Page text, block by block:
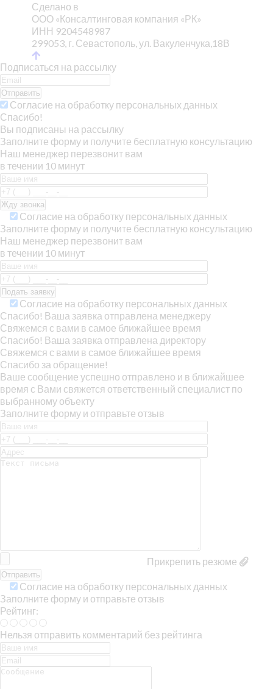
Сделано в
ООО «Консалтинговая компания «РК»
ИНН 9204548987
299053, г. Севастополь, ул. Вакуленчука,18В
Подписаться на рассылку
Отправить
Согласие на обработку персональных данных
Спасибо!
Вы подписаны на рассылку
Заполните форму и получите бесплатную консультацию
Наш менеджер перезвонит вам
в течении 10 минут
Согласие на обработку персональных данных
Заполните форму и получите бесплатную консультацию
Наш менеджер перезвонит вам
в течении 10 минут
Согласие на обработку персональных данных
Спасибо! Ваша заявка отправлена менеджеру
Свяжемся с вами в самое ближайшее время
Спасибо! Ваша заявка отправлена директору
Свяжемся с вами в самое ближайшее время
Спасибо за обращение!
Ваше сообщение успешно отправлено и в ближайшее
время с Вами свяжется ответственный специалист по
выбранному объекту
Заполните форму и отправьте отзыв
Прикрепить резюме
Согласие на обработку персональных данных
Заполните форму и отправьте отзыв
Рейтинг:
Нельзя отправить комментарий без рейтинга